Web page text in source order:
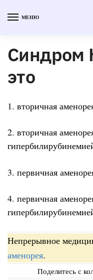
МЕНЮ
Синдром
это
1. вторичная
2. вторичная
3. первичная
4. первичная
Непрерывное
аменорея.
Поделитесь с